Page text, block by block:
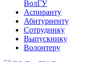
ВолГУ
Аспиранту
Абитуриенту
Сотруднику
Выпускнику
Волонтеру